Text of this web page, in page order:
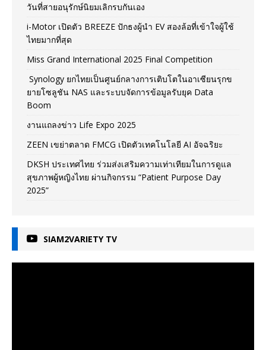
วันที่สายอนุรักษ์นิยมเลิกรบกันเอง
i-Motor เปิดตัว BREEZE ปักธงผู้นำ EV สองล้อที่เข้าใจผู้ใช้
ไทยมากที่สุด
Miss Grand International 2025 Final Competition
Synology ยกไทยเป็นศูนย์กลางการเติบโตในอาเซียนรุกข
ยายโซลูชัน NAS และระบบจัดการข้อมูลรับยุค Data
Boom
งานแถลงข่าว Life Expo 2025
ZEEN เขย่าตลาด FMCG เปิดตัวเทคโนโลยี AI อัจฉริยะ
DKSH ประเทศไทย ร่วมส่งเสริมความเท่าเทียมในการดูแล
สุขภาพผู้หญิงไทย ผ่านกิจกรรม “Patient Purpose Day
2025”
SIAM2VARIETY TV